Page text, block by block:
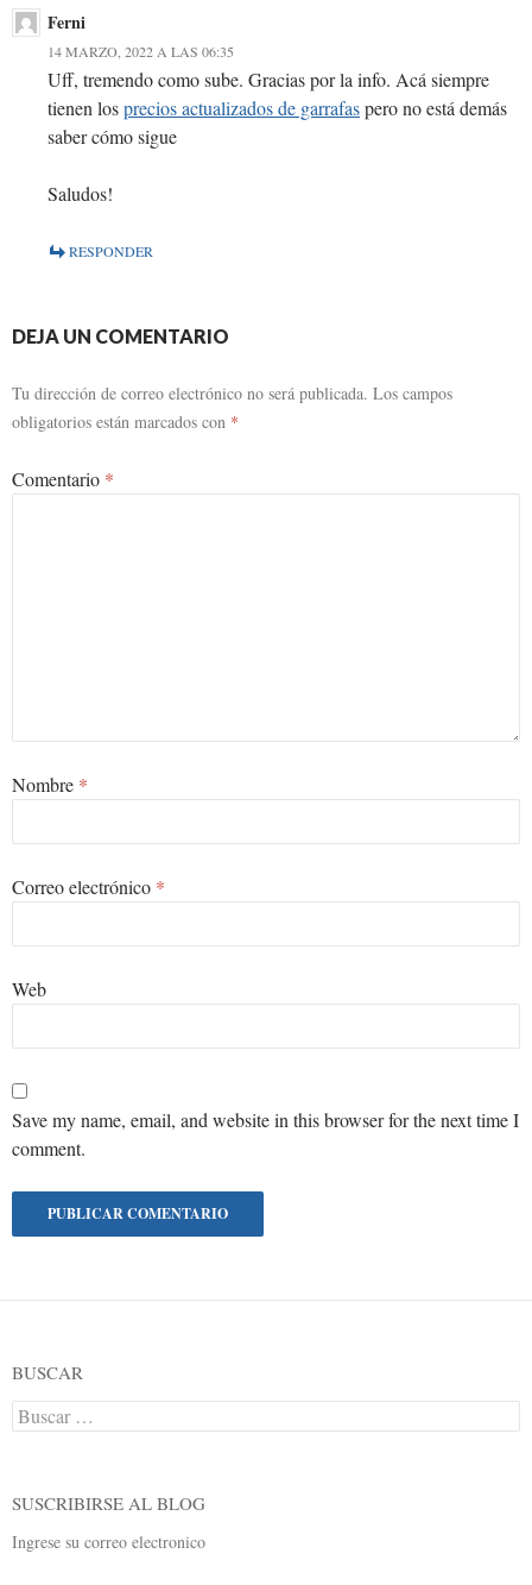
Ferni
14 MARZO, 2022 A LAS 06:35
Uff, tremendo como sube. Gracias por la info. Acá siempre
tienen losprecios actualizados de garrafaspero no está demás
saber cómo sigue
Saludos!
RESPONDER
DEJA UN COMENTARIO
Tu dirección de correo electrónico no será publicada. Los campos
obligatorios están marcados con *
Comentario *
Nombre *
Correo electrónico *
Web
Save my name, email, and website in this browser for the next time I
comment.
BUSCAR
Buscar:
SUSCRIBIRSE AL BLOG
Ingrese su correo electronico